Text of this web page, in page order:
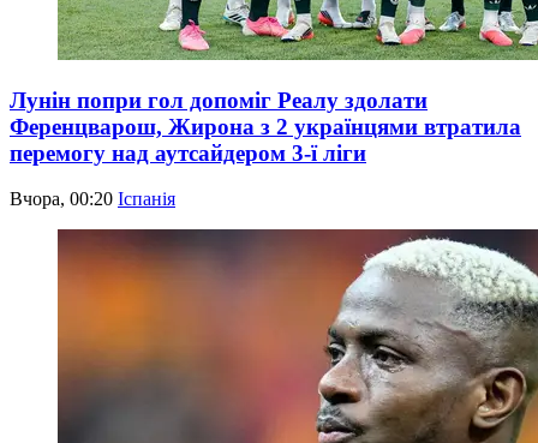
Лунін попри гол допоміг Реалу здолати
Ференцварош, Жирона з 2 українцями втратила
перемогу над аутсайдером 3-ї ліги
Вчора, 00:20 Іспанія